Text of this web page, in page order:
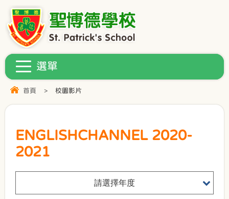
首頁 > 校園影片
ENGLISHCHANNEL 2020-
2021
請選擇年度